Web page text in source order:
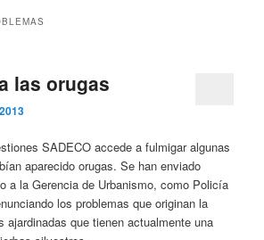
las orugas
SADECO accede a fulmigar algunas
aparecido orugas. Se han enviado
a la Gerencia de Urbanismo, como Policía
los problemas que originan la
ajardinadas que tienen actualmente una